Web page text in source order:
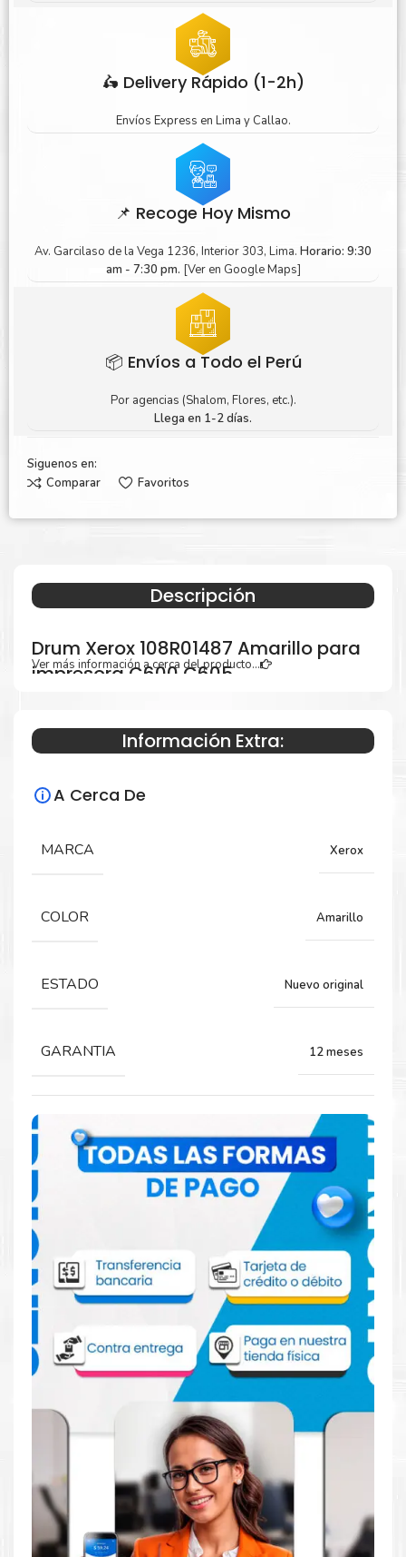
🛵 Delivery Rápido (1-2h)
Envíos Express en Lima y Callao.
📌 Recoge Hoy Mismo
Av. Garcilaso de la Vega 1236, Interior 303, Lima. Horario: 9:30
am - 7:30 pm. [Ver en Google Maps]
📦 Envíos a Todo el Perú
Por agencias (Shalom, Flores, etc.).
Llega en 1-2 días.
Siguenos en:
Comparar
Favoritos
Descripción
Drum Xerox 108R01487 Amarillo para
impresora C600 C605
Especificaciones Técnicas
Para impresoras:
C600, C605.
Comprar Drum Xerox 108R01487 Amarillo
para impresora C600 C605
Aprovecha nuestra experiencia y atención para adquirir tus
productos. Tenemos promociones todos los dias. Escríbenos o
visítanos hoy para encontrar la solución perfecta para tu
impresora
Xerox, como el Drum Xerox 108R01487 Amarillo
para impresora C600 C605
Dónde comprar Drum para impresora
C600 C605 en Lima o para provincia
Tienda autorizada por Xerox. Descubre la mejor manera de
abastecerte de
Drum Xerox 108R01487 Amarillo para
impresora C600 C605.Ofrecemos una amplia selección de
productos originales que garantizan un rendimiento óptimo y
duradero para tus necesidades de impresión.
Ver más información a cerca del producto...
Información Extra:
A Cerca De
MARCA Xerox
COLOR Amarillo
ESTADO Nuevo original
GARANTIA 12 meses